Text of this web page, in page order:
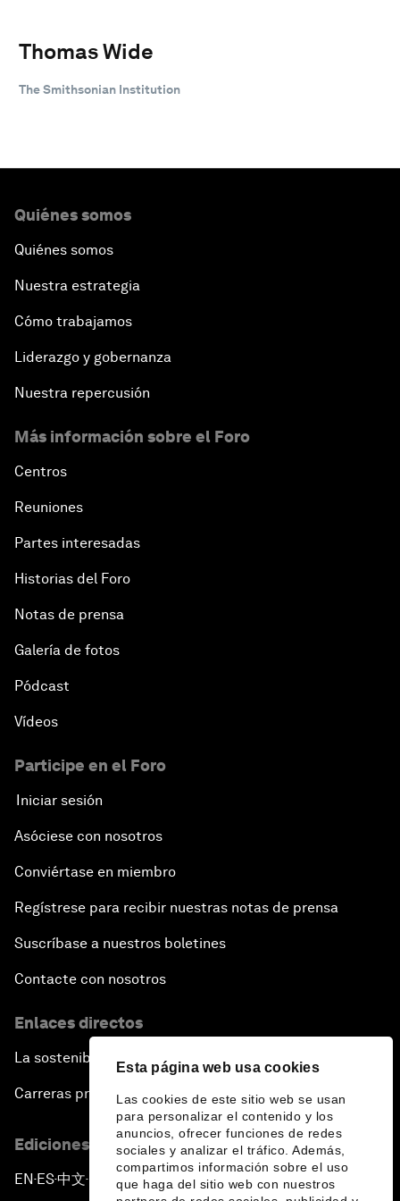
Esta página web usa cookies
Las cookies de este sitio web se usan
para personalizar el contenido y los
anuncios, ofrecer funciones de redes
sociales y analizar el tráfico. Además,
compartimos información sobre el uso
que haga del sitio web con nuestros
Thomas Wide
The Smithsonian Institution
Quiénes somos
Quiénes somos
Nuestra estrategia
Cómo trabajamos
Liderazgo y gobernanza
Nuestra repercusión
Más información sobre el Foro
Centros
Reuniones
Partes interesadas
Historias del Foro
Notas de prensa
Galería de fotos
Pódcast
Vídeos
Participe en el Foro
Iniciar sesión
Asóciese con nosotros
Conviértase en miembro
Regístrese para recibir nuestras notas de prensa
Suscríbase a nuestros boletines
Contacte con nosotros
Enlaces directos
La sostenibilidad en el Foro
Carreras profesionales
Ediciones en otros idiomas
EN ▪ES▪中文▪ 日本語